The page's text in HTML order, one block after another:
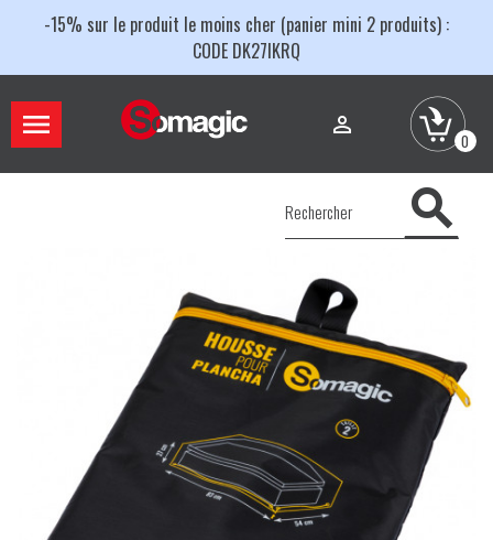
-15% sur le produit le moins cher (panier mini 2 produits) :
CODE DK27IKRQ
 
0
